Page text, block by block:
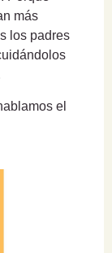
más
los padres
el